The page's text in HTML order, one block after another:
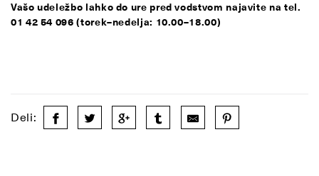
Vašo udeležbo lahko do ure pred vodstvom najavite na tel.
01 42 54 096 (torek–nedelja: 10.00–18.00)
Deli: